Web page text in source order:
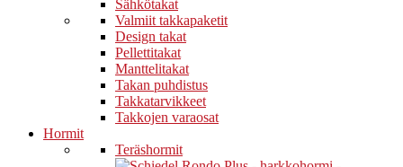
Sähkötakat
Valmiit takkapaketit
Design takat
Pellettitakat
Manttelitakat
Takan puhdistus
Takkatarvikkeet
Takkojen varaosat
Hormit
Teräshormit